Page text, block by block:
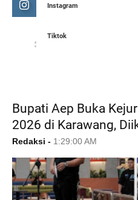
Instagram
Tiktok
Bupati Aep Buka
2026 di Karawang,
Redaksi - 1:29:00 AM